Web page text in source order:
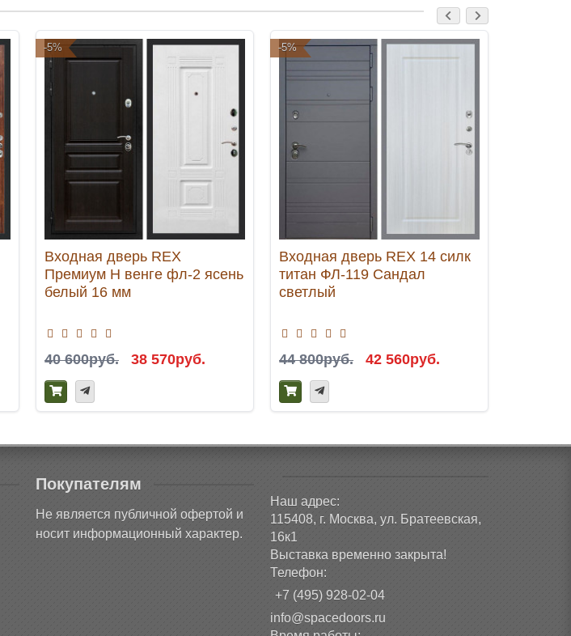
-5%
Входная дверь REX
Премиум H венге фл-2 ясень
белый 16 мм
40 600руб. 38 570руб.
-5%
Входная дверь REX 14 силк
титан ФЛ-119 Сандал
светлый
44 800руб. 42 560руб.
Покупателям
Не является публичной офертой и
носит информационный характер.
Наш адрес:
115408, г. Москва, ул. Братеевская,
16к1
Выставка временно закрыта!
Телефон:
+7 (495) 928-02-04
info@spacedoors.ru